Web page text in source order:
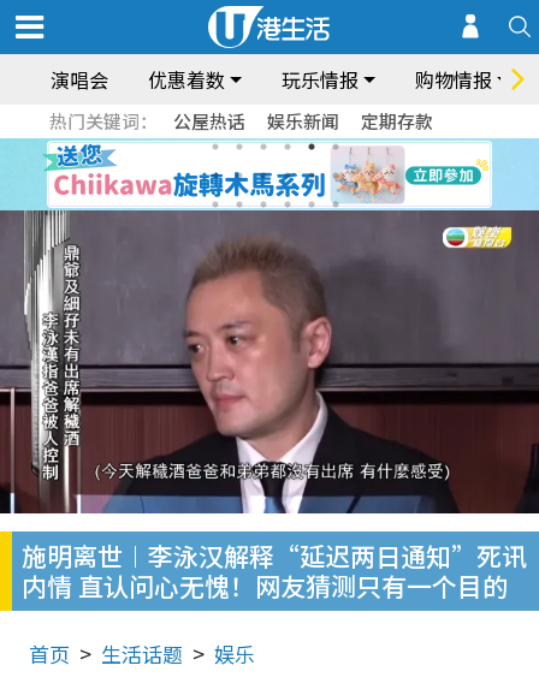
演唱会 优惠着数 玩乐情报 购物情报
热门关键词： 公屋热话 娱乐新闻 定期存款
施明离世︱李泳汉解释“延迟两日通知”死讯
内情 直认问心无愧！网友猜测只有一个目的
首页 生活话题 娱乐